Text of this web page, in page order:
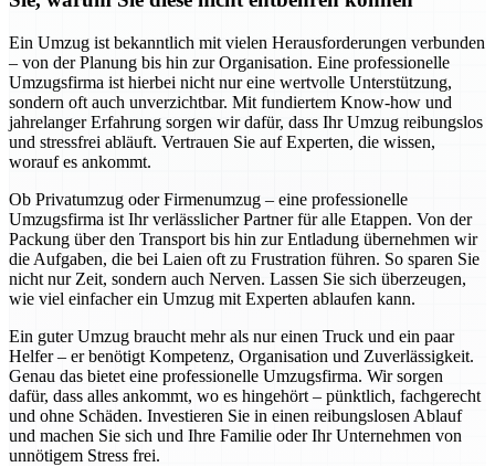
Ein Umzug ist bekanntlich mit vielen Herausforderungen verbunden
– von der Planung bis hin zur Organisation. Eine professionelle
Umzugsfirma ist hierbei nicht nur eine wertvolle Unterstützung,
sondern oft auch unverzichtbar. Mit fundiertem Know-how und
jahrelanger Erfahrung sorgen wir dafür, dass Ihr Umzug reibungslos
und stressfrei abläuft. Vertrauen Sie auf Experten, die wissen,
worauf es ankommt.
Ob Privatumzug oder Firmenumzug – eine professionelle
Umzugsfirma ist Ihr verlässlicher Partner für alle Etappen. Von der
Packung über den Transport bis hin zur Entladung übernehmen wir
die Aufgaben, die bei Laien oft zu Frustration führen. So sparen Sie
nicht nur Zeit, sondern auch Nerven. Lassen Sie sich überzeugen,
wie viel einfacher ein Umzug mit Experten ablaufen kann.
Ein guter Umzug braucht mehr als nur einen Truck und ein paar
Helfer – er benötigt Kompetenz, Organisation und Zuverlässigkeit.
Genau das bietet eine professionelle Umzugsfirma. Wir sorgen
dafür, dass alles ankommt, wo es hingehört – pünktlich, fachgerecht
und ohne Schäden. Investieren Sie in einen reibungslosen Ablauf
und machen Sie sich und Ihre Familie oder Ihr Unternehmen von
unnötigem Stress frei.